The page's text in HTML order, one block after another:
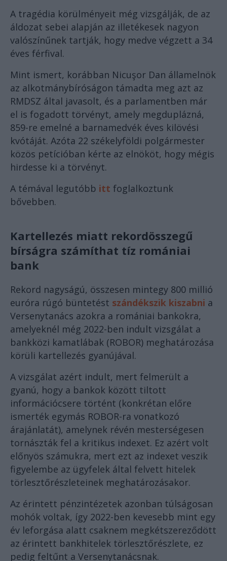
A tragédia körülményeit még vizsgálják, de az
áldozat sebei alapján az illetékesek nagyon
valószínűnek tartják, hogy medve végzett a 34
éves férfival.
Mint ismert, korábban Nicuşor Dan államelnök
az alkotmánybíróságon támadta meg azt az
RMDSZ által javasolt, és a parlamentben már
el is fogadott törvényt, amely megduplázná,
859-re emelné a barnamedvék éves kilövési
kvótáját. Azóta 22 székelyföldi polgármester
közös petícióban kérte az elnököt, hogy mégis
hirdesse ki a törvényt.
A témával legutóbb itt foglalkoztunk
bővebben.
Kartellezés miatt rekordösszegű
bírságra számíthat tíz romániai
bank
Rekord nagyságú, összesen mintegy 800 millió
euróra rúgó büntetést szándékszik kiszabni a
Versenytanács azokra a romániai bankokra,
amelyeknél még 2022-ben indult vizsgálat a
bankközi kamatlábak (ROBOR) meghatározása
körüli kartellezés gyanújával.
A vizsgálat azért indult, mert felmerült a
gyanú, hogy a bankok között tiltott
információcsere történt (konkrétan előre
ismerték egymás ROBOR-ra vonatkozó
árajánlatát), amelynek révén mesterségesen
tornászták fel a kritikus indexet. Ez azért volt
előnyös számukra, mert ezt az indexet veszik
figyelembe az ügyfelek által felvett hitelek
törlesztőrészleteinek meghatározásakor.
Az érintett pénzintézetek azonban túlságosan
mohók voltak, így 2022-ben kevesebb mint egy
év leforgása alatt csaknem megkétszereződött
az érintett bankhitelek törlesztőrészlete, ez
pedig feltűnt a Versenytanácsnak.